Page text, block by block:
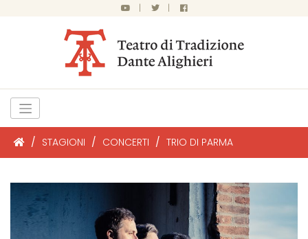
| |
/ STAGIONI / CONCERTI / TRIO DI PARMA